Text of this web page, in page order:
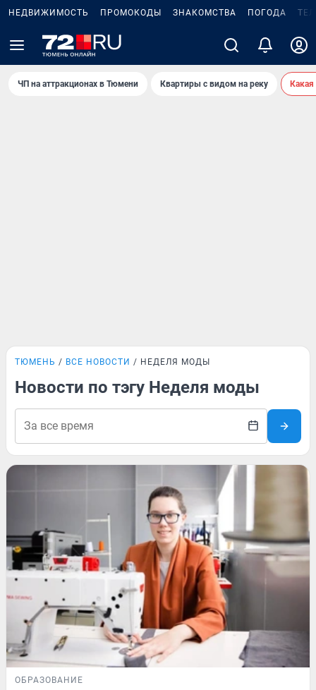
НЕДВИЖИМОСТЬ ПРОМОКОДЫ ЗНАКОМСТВА ПОГОДА
ЧП на аттракционах в Тюмени Квартиры с видом на реку
ТЮМЕНЬ ВСЕ НОВОСТИ НЕДЕЛЯ МОДЫ
Новости по тэгу Неделя моды
ОБРАЗОВАНИЕ